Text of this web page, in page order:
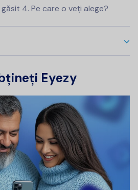
4. Pe care o veți alege?
Eyezy